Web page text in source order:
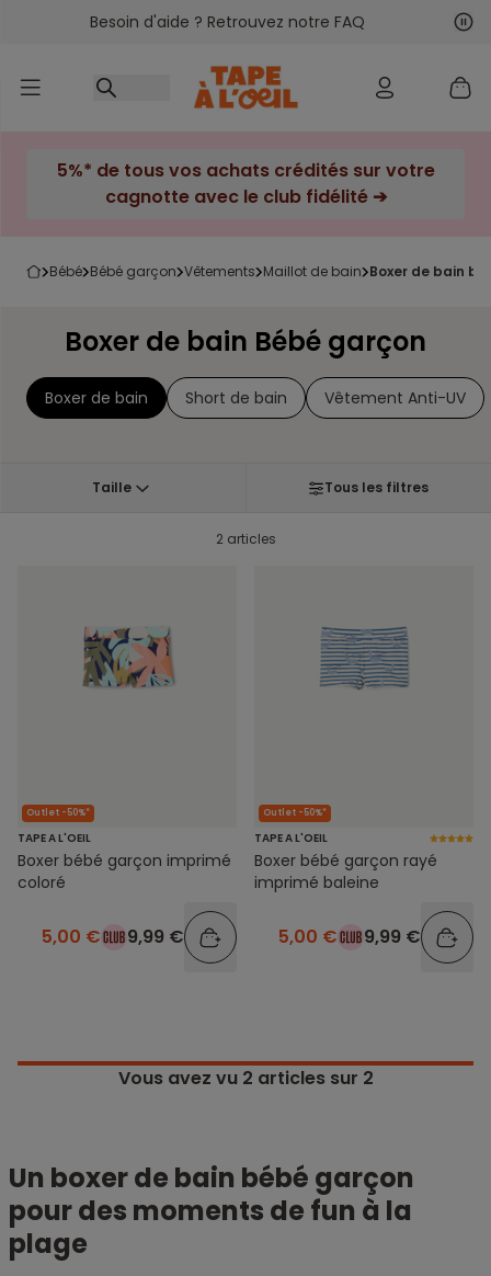
Accéder au contenu
Besoin d'aide ? Retrouvez notre FAQ
5%* de tous vos achats crédités sur votre
cagnotte avec le club fidélité ➔
bébé bébé garçon vêtements maillot de bain boxer de bain
Boxer de bain Bébé garçon
Boxer de bain Short de bain Vêtement Anti-UV
Taille Tous les filtres
2 articles
Outlet -50%*
TAPE A L'OEIL
Boxer bébé garçon imprimé
coloré
5,00 € 9,99 €
Outlet -50%*
TAPE A L'OEIL
Boxer bébé garçon rayé
imprimé baleine
5,00 € 9,99 €
Vous avez vu 2 articles sur 2
Un boxer de bain bébé garçon
pour des moments de fun à la
plage